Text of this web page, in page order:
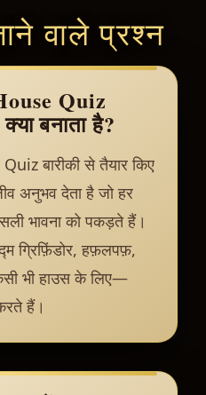
वाले प्रश्न
Quiz
बनाता है?
बारीकी से तैयार किए
अनुभव देता है जो हर
भावना को पकड़ते हैं।
ग्रिफ़िंडोर, हफ़लपफ़,
भी हाउस के लिए—
हैं।